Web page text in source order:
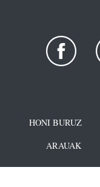
HONI BURUZ
ARAUAK